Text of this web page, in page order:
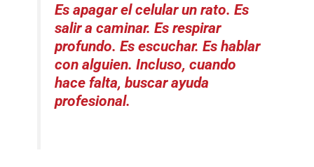
Es apagar el celular un rato. Es
salir a caminar. Es respirar
profundo. Es escuchar. Es hablar
con alguien. Incluso, cuando
hace falta, buscar ayuda
profesional.